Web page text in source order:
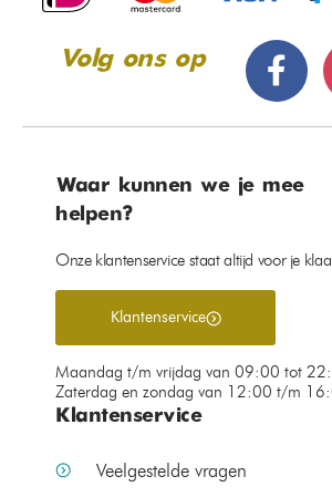
Volg ons op
Waar kunnen we je mee
helpen?
Onze klantenservice staat altijd voor je
Klantenservice
Maandag t/m vrijdag van 09:00 tot
Zaterdag en zondag van 12:00 t/m
Klantenservice
Veelgestelde vragen